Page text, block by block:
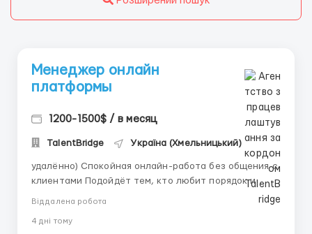
Менеджер онлайн
платформы
1200-1500$ / в месяц
TalentBridge Україна (Хмельницький)
удалённо) Спокойная онлайн-работа без общения с
клиентами Подойдёт тем, кто любит порядок и
аккуратность 📌 Функционал: — Внесение и
ошибки — Работа с таблицами и онлайн-системами
Віддалена робота
4 днi тому